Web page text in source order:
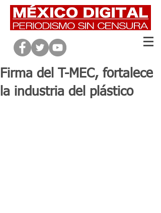
Firma del T-MEC, fortalece
la industria del plástico